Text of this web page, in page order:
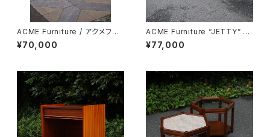
ACME Furniture / アクメファ
ニチャー FRESNO SOFA 1P
¥70,000
ACME Furniture “JETTY” コ
ーヒーテーブル
¥77,000